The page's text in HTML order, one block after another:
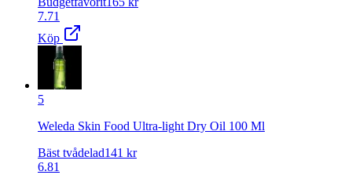
7.71
Köp
5
Weleda Skin Food Ultra-light Dry Oil 100 Ml
Bäst tvådelad141 kr
6.81